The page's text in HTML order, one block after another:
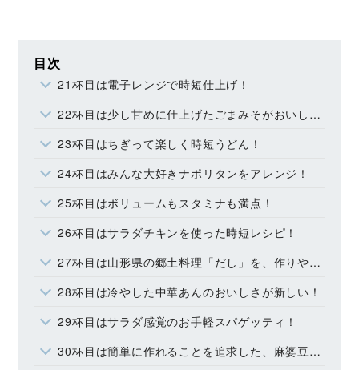
目次
21杯目は電子レンジで時短仕上げ！
22杯目は少し甘めに仕上げたごまみそがおいしい！
23杯目はちぎって楽しく時短うどん！
24杯目はみんな大好きナポリタンをアレンジ！
25杯目はボリュームもスタミナも満点！
26杯目はサラダチキンを使った時短レシピ！
27杯目は山形県の郷土料理「だし」を、作りやすくアレンジ！
28杯目は冷やした中華あんのおいしさが新しい！
29杯目はサラダ感覚のお手軽スパゲッティ！
30杯目は簡単に作れることを追求した、麻婆豆腐レシピ！